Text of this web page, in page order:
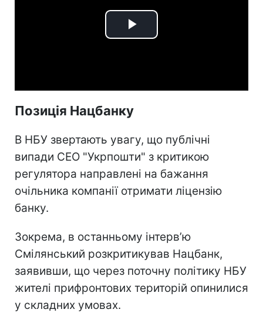
Play
Позиція Нацбанку
В НБУ звертають увагу, що публічні
випади СЕО "Укрпошти" з критикою
регулятора направлені на бажання
очільника компанії отримати ліцензію
банку.
Зокрема, в останньому інтерв’ю
Смілянський розкритикував Нацбанк,
заявивши, що через поточну політику НБУ
жителі прифронтових територій опинилися
у складних умовах.